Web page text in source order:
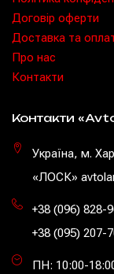
Договір оферти
Доставка та
Про нас
Контакти
Контакти
Україна, м.
«ЛОСК»
+38 (096) 828-
+38 (095) 207-
ПН: 10:00-